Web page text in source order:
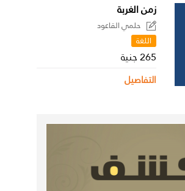
زمن الغربة
حلمي القاعود
اللغة
265 جنية
التفاصيل